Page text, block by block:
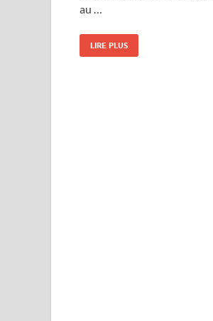
au …
LIRE PLUS